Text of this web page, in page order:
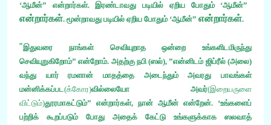
‘ஆமீன்” என்றார்கள்.இரண்டாவது படியில் ஏறிய போதும்‘ஆமீன்”
என்றார்கள். மூன்றாவது படியில் ஏறிய போதும்‘ஆமீன்” என்றார்கள்.
”இதுவரை நாங்கள் செவியுறாத ஒன்றை உங்களிடமிருந்து
செவியுறுகிறோம்” என்றோம். அதற்கு நபி(ஸல்), ”என்னிடம் ஜிப்ரீல்(அலை)
வந்து யார் ரமளான் மாதத்தை அடைந்தும் அவரது பாவங்கள்
மன்னிக்கப்பட(க்கோர)வில்லையோ அவர்(இறையருளை
விட்டும்)தூரமாகட்டும்” என்றார்கள், நான் ஆமீன் என்றேன். ‘உங்களைப்
பற்றிக் கூறப்படும் போது அதைக் கேட்டு உங்களுக்காக ஸலவாத்